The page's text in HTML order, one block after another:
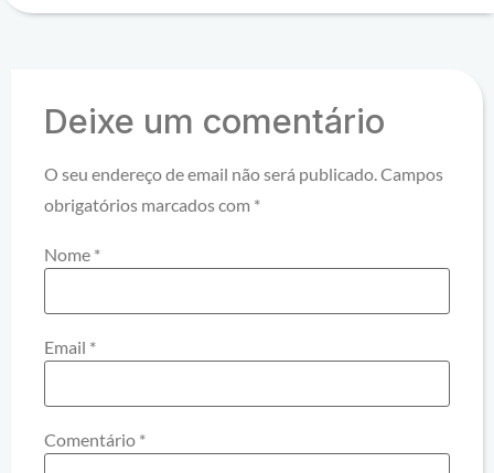
Deixe um comentário
O seu endereço de email não será publicado.Campos
obrigatórios marcados com *
Nome *
Email *
Comentário *